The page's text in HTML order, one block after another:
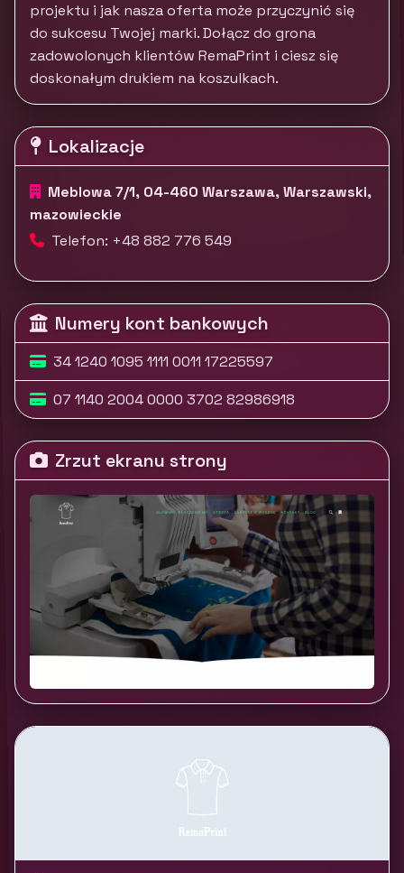
projektu i jak nasza oferta może przyczynić się
do sukcesu Twojej marki. Dołącz do grona
zadowolonych klientów RemaPrint i ciesz się
doskonałym drukiem na koszulkach.
Lokalizacje
Meblowa 7/1, 04-460 Warszawa, Warszawski,
mazowieckie
Telefon: +48 882 776 549
Numery kont bankowych
34 1240 1095 1111 0011 17225597
07 1140 2004 0000 3702 82986918
Zrzut ekranu strony